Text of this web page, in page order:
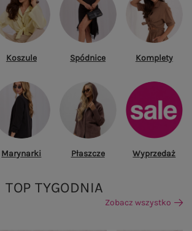
Koszule Spódnice Komplety
Marynarki Płaszcze Wyprzedaż
TOP TYGODNIA
Zobacz wszystko